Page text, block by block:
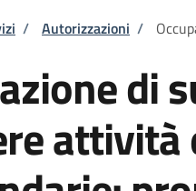
di pane
/ Autorizzazioni /
di